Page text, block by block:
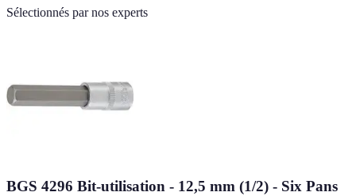
Sélectionnés par nos experts
BGS 4296 Bit-utilisation - 12,5 mm (1/2) - Six Pans